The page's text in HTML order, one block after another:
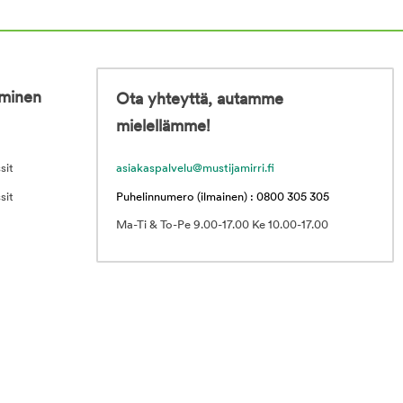
Ota yhteyttä, autamme
mielellämme!
asiakaspalvelu@mustijamirri.fi
Puhelinnumero (ilmainen) : 0800 305 305
Ma-Ti & To-Pe 9.00-17.00 Ke 10.00-17.00